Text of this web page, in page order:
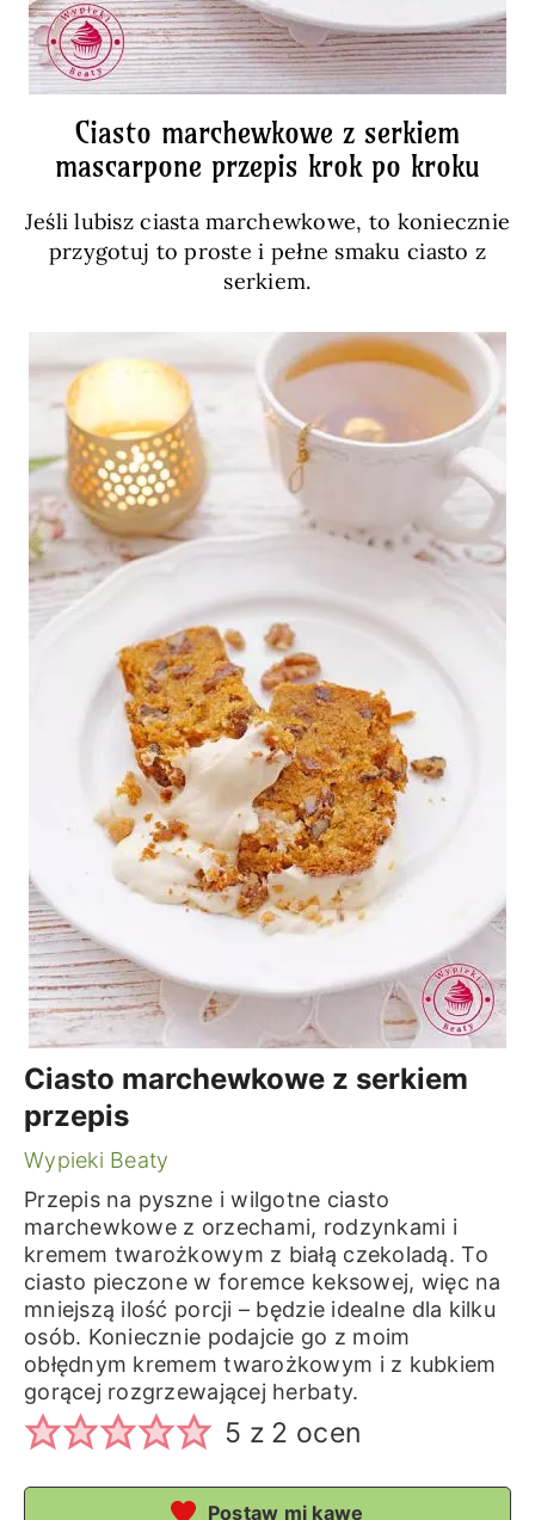
Ciasto marchewkowe z serkiem
mascarpone przepis krok po kroku
Jeśli lubisz ciasta marchewkowe, to koniecznie
przygotuj to proste i pełne smaku ciasto z
serkiem.
Ciasto marchewkowe z serkiem
przepis
Wypieki Beaty
Przepis na pyszne i wilgotne ciasto
marchewkowe z orzechami, rodzynkami i
kremem twarożkowym z białą czekoladą. To
ciasto pieczone w foremce keksowej, więc na
mniejszą ilość porcji – będzie idealne dla kilku
osób. Koniecznie podajcie go z moim
obłędnym kremem twarożkowym i z kubkiem
gorącej rozgrzewającej herbaty.
5 z 2 ocen
Postaw mi kawę